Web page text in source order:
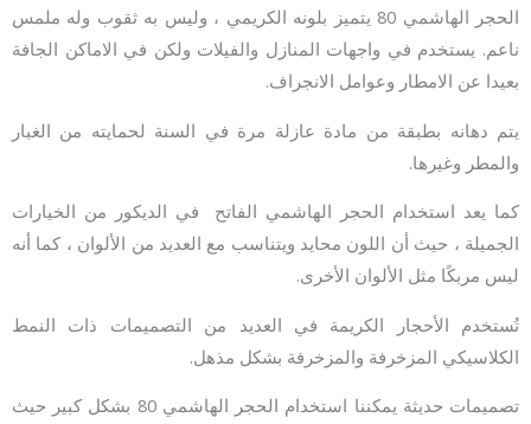
الحجر الهاشمي 80 يتميز بلونه الكريمي ، وليس به ثقوب وله ملمس
ناعم. يستخدم في واجهات المنازل والفيلات ولكن في الاماكن الجافة
بعيدا عن الامطار وعوامل الانجراف.
يتم دهانه بطبقة من مادة عازلة مرة في السنة لحمايته من الغبار
والمطر وغيرها.
كما يعد استخدام الحجر الهاشمي الفاتح في الديكور من الخيارات
الجميلة ، حيث أن اللون محايد ويتناسب مع العديد من الألوان ، كما أنه
ليس مربكًا مثل الألوان الأخرى.
تُستخدم الأحجار الكريمة في العديد من التصميمات ذات النمط
الكلاسيكي المزخرفة والمزخرفة بشكل مذهل.
تصميمات حديثة يمكننا استخدام الحجر الهاشمي 80 بشكل كبير حيث